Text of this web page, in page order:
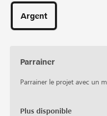
Parrainages
Argent
Parrainer
Parrainer le projet avec un
Plus disponible